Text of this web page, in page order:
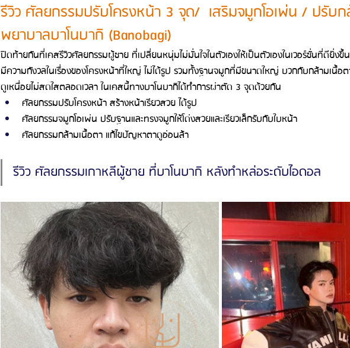
รีวิว ศัลยกรรมปรับโครงหน้า 3 จุด/  เสริมจมูกโอเพ่น / ปรับก
พยาบาลบาโนบากิ (Banobagi)
ปิดท้ายกันที่เคสรีวิวศัลยกรรมผู้ชาย ที่เปลี่ยนหนุ่มไม่มั่นใจในตัวเองให้เป็นตัวเองในเวอร์ชั่นที่ดียิ่
มีความกังวลในเรื่องของโครงหน้าที่ใหญ่ ไม่ได้รูป รวมทั้งฐานจมูกที่มีขนาดใหญ่ บวกกับกล้ามเนื้อ
ดูเหนื่อยไม่สดใสตลอดเวลา ในเคสนี้ทางบาโนบากิได้ทำการผ่าตัด 3 จุดด้วยกัน
ศัลยกรรมปรับโครงหน้า สร้างหน้าเรียวสวย ได้รูป
ศัลยกรรมจมูกโอเพ่น ปรับฐานและทรงจมูกให้โด่งสวยและเรียวเล็กรับกับใบหน้า
ศัลยกรรมกล้ามเนื้อตา แก้ไขปัญหาตาดูอ่อนล้า
รีวิว ศัลยกรรมเกาหลีผู้ชาย ที่บาโนบากิ หลังทำหล่อระดับไอดอล